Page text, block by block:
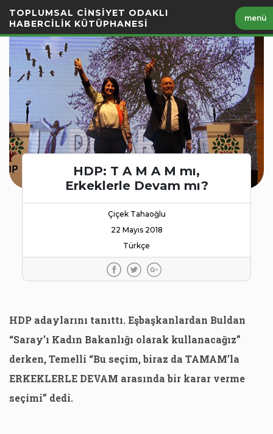
Geç
TOPLUMSAL CİNSİYET ODAKLI
HABERCİLİK KÜTÜPHANESİ
menü
HDP: T A M A M mı,
Erkeklerle Devam mı?
Çiçek Tahaoğlu
22 Mayıs 2018
Türkçe
HDP adaylarını tanıttı. Eşbaşkanlardan Buldan
“Saray’ı Kadın Bakanlığı olarak kullanacağız”
derken, Temelli “Bu seçim, biraz da TAMAM’la
ERKEKLERLE DEVAM arasında bir karar verme
seçimi” dedi.